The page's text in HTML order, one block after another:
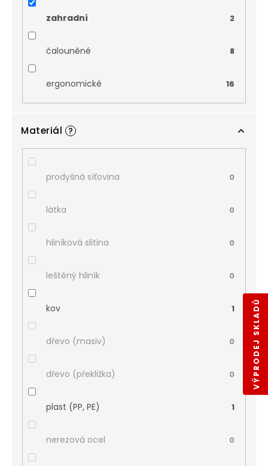
zahradní 2
čalouněné 8
ergonomické 16
Materiál ?
prodyšná síťovina 0
látka 0
hliníková slitina 0
leštěný hliník 0
kov 1
dřevo (masiv) 0
dřevo (překližka) 0
plast (PP, PE) 1
nerezová ocel 0
VÝPRODEJ SKLADŮ